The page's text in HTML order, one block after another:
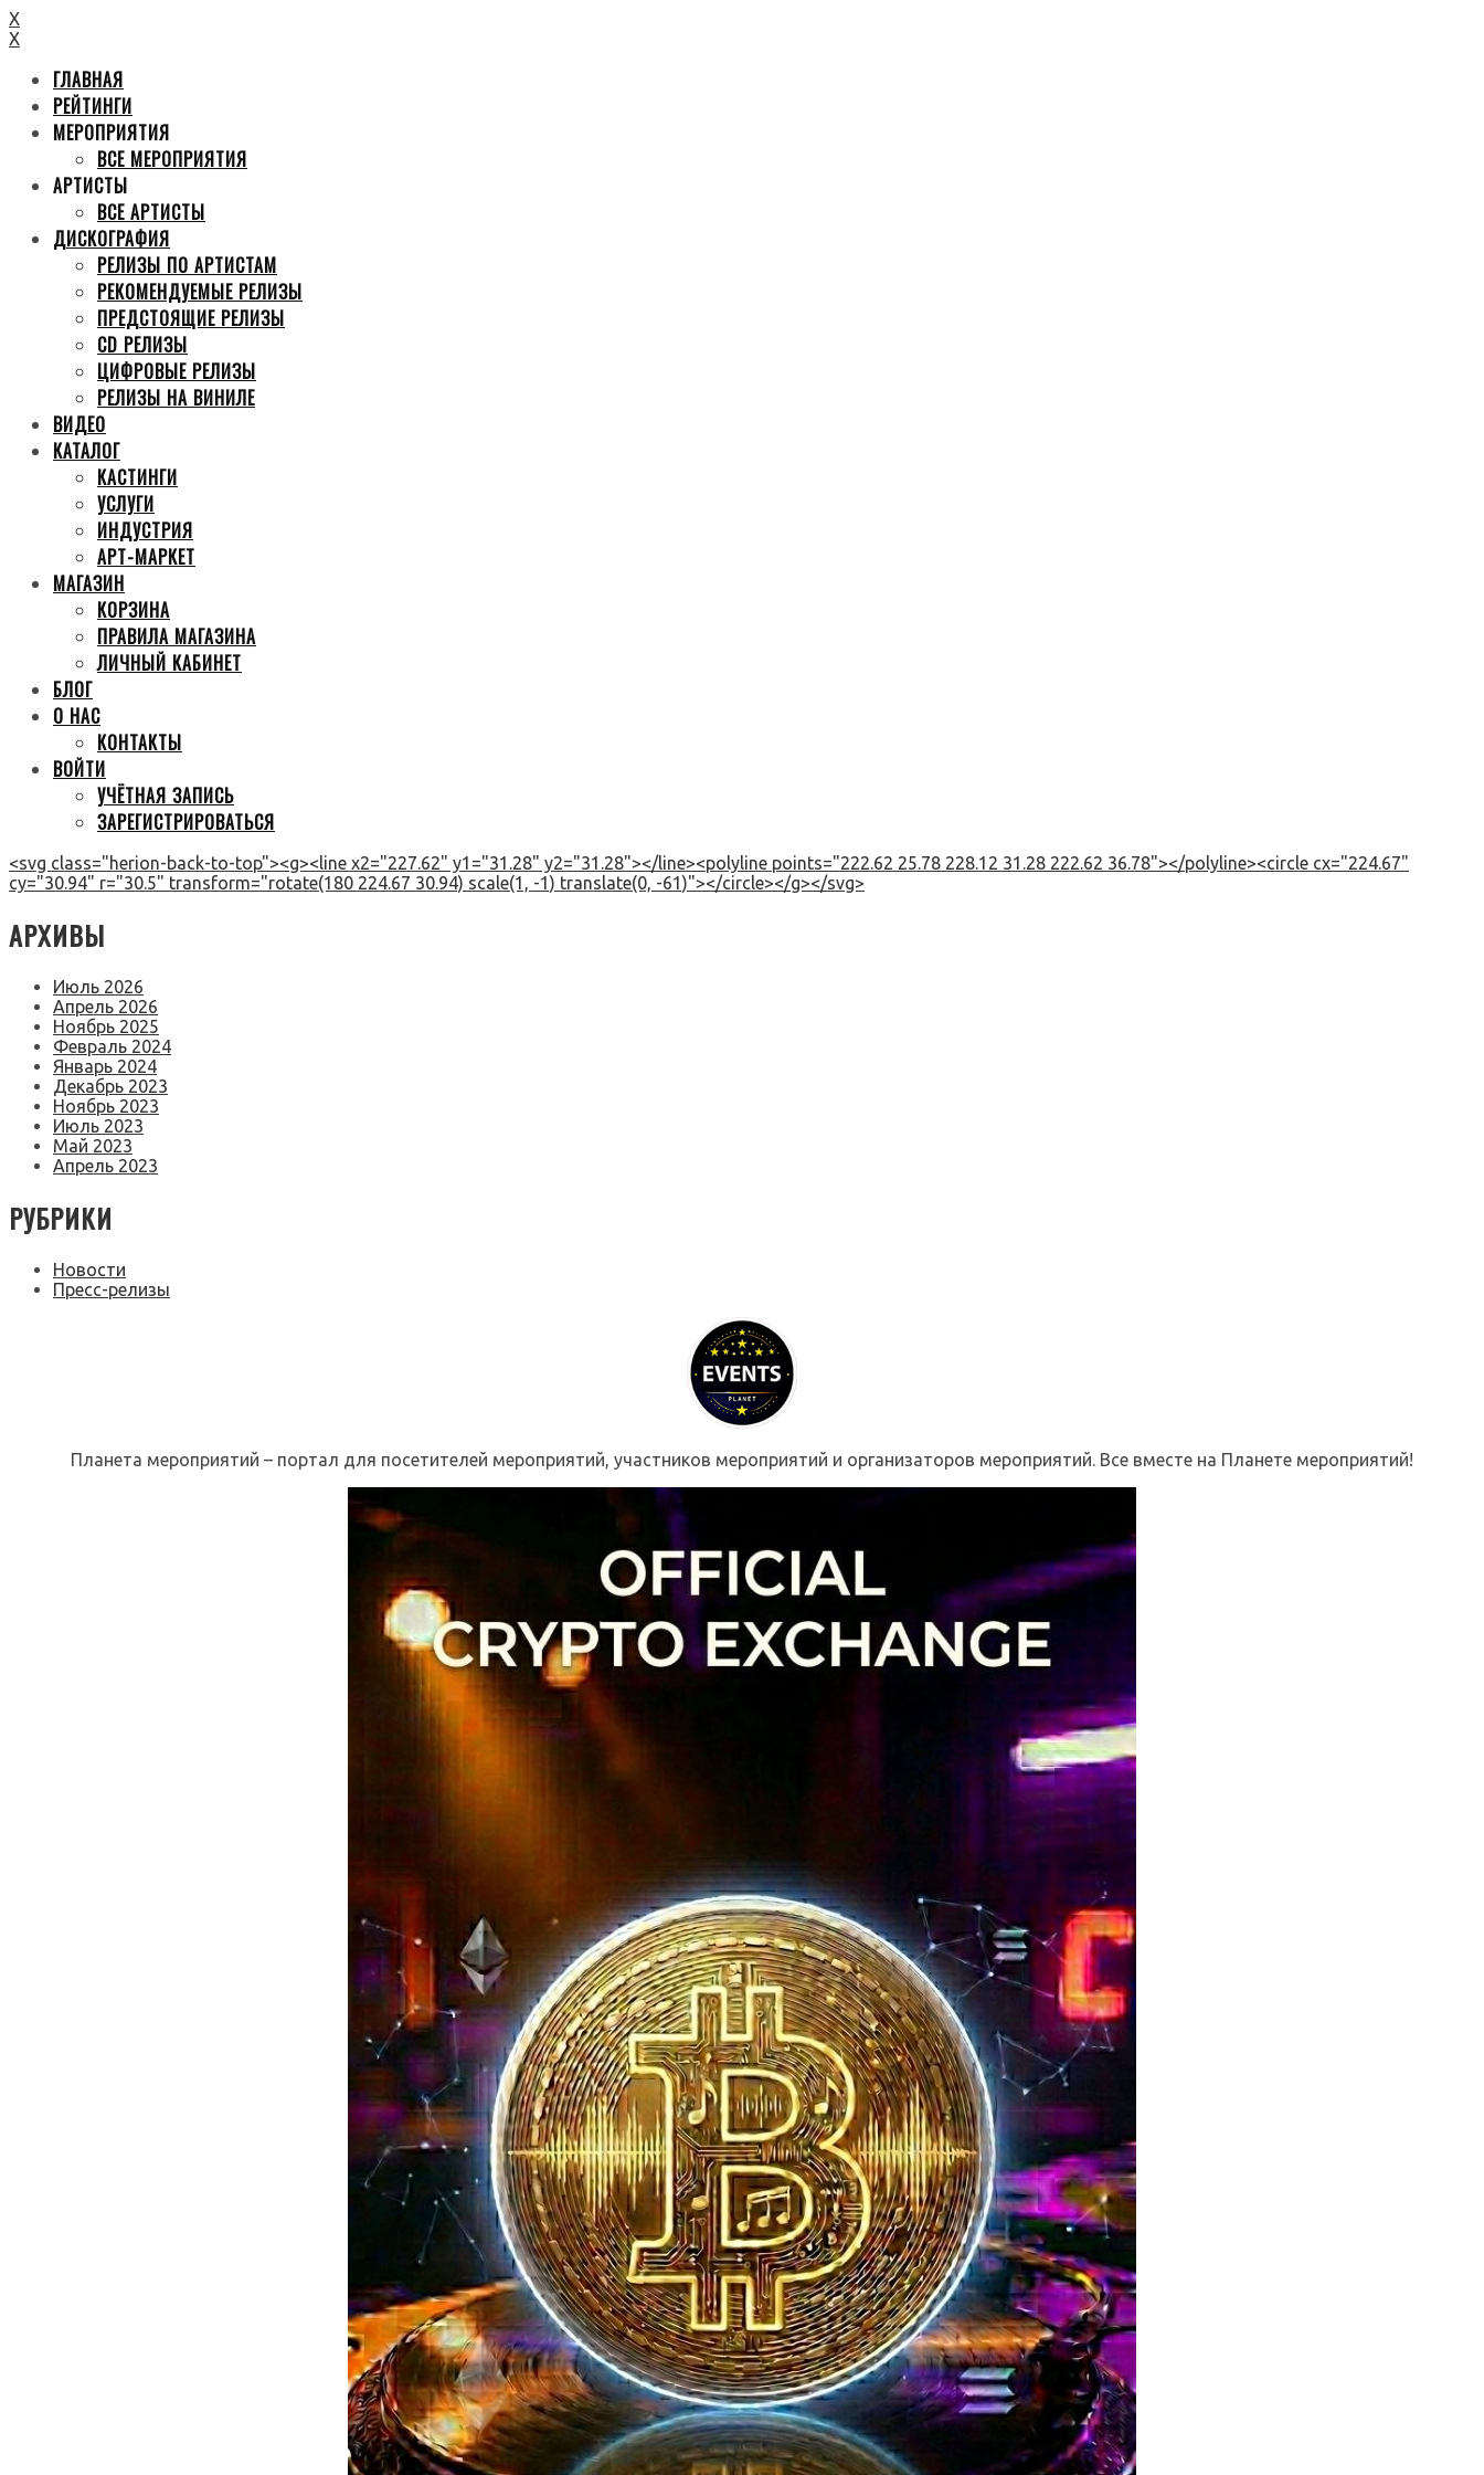
X
X
ГЛАВНАЯ
РЕЙТИНГИ
МЕРОПРИЯТИЯ
ВСЕ МЕРОПРИЯТИЯ
АРТИСТЫ
ВСЕ АРТИСТЫ
ДИСКОГРАФИЯ
РЕЛИЗЫ ПО АРТИСТАМ
РЕКОМЕНДУЕМЫЕ РЕЛИЗЫ
ПРЕДСТОЯЩИЕ РЕЛИЗЫ
CD РЕЛИЗЫ
ЦИФРОВЫЕ РЕЛИЗЫ
РЕЛИЗЫ НА ВИНИЛЕ
ВИДЕО
КАТАЛОГ
КАСТИНГИ
УСЛУГИ
ИНДУСТРИЯ
АРТ-МАРКЕТ
МАГАЗИН
КОРЗИНА
ПРАВИЛА МАГАЗИНА
ЛИЧНЫЙ КАБИНЕТ
БЛОГ
О НАС
КОНТАКТЫ
ВОЙТИ
УЧЁТНАЯ ЗАПИСЬ
ЗАРЕГИСТРИРОВАТЬСЯ
<svg class="herion-back-to-top"><g><line x2="227.62" y1="31.28" y2="31.28"></line><polyline points="222.62 25.78 228.12 31.28 222.62 36.78"></polyline><circle cx="224.67"
cy="30.94" r="30.5" transform="rotate(180 224.67 30.94) scale(1, -1) translate(0, -61)"></circle></g></svg>
АРХИВЫ
Июль 2026
Апрель 2026
Ноябрь 2025
Февраль 2024
Январь 2024
Декабрь 2023
Ноябрь 2023
Июль 2023
Май 2023
Апрель 2023
РУБРИКИ
Новости
Пресс-релизы
Планета мероприятий – портал для посетителей мероприятий, участников мероприятий и организаторов мероприятий. Все вместе на Планете мероприятий!